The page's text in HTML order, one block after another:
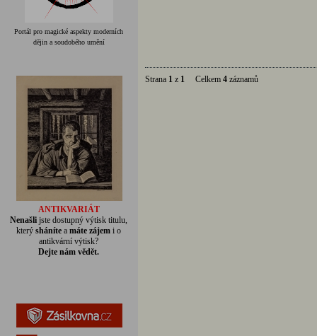
Portál pro magické aspekty moderních
dějin a soudobého umění
ANTIKVARIÁT
Nenašli jste dostupný výtisk titulu,
kterýsháníte amáte zájem i o
antikvární výtisk?
Dejte nám vědět.
Strana 1 z 1 Celkem 4 záznamů